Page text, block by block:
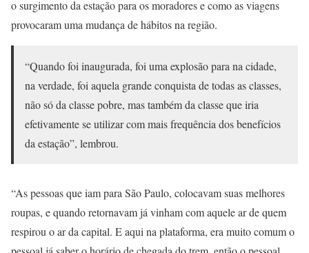
o surgimento da estação para os moradores e como as viagens
provocaram uma mudança de hábitos na região.
“Quando foi inaugurada, foi uma explosão para na cidade,
na verdade, foi aquela grande conquista de todas as classes,
não só da classe pobre, mas também da classe que iria
efetivamente se utilizar com mais frequência dos benefícios
da estação”, lembrou.
“As pessoas que iam para São Paulo, colocavam suas melhores
roupas, e quando retornavam já vinham com aquele ar de quem
respirou o ar da capital. E aqui na plataforma, era muito comum o